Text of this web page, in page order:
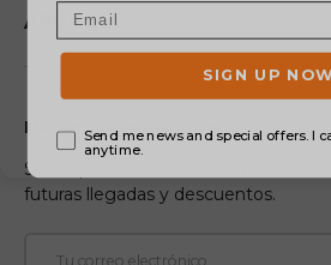
APOYO
Manténgase informado
Sea el primero en recibir información
futuras llegadas y descuentos.